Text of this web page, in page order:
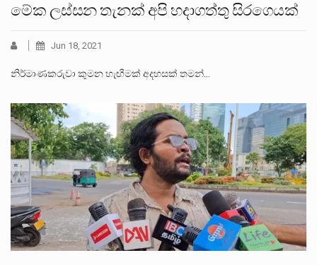
මේක ලස්සන තැනක් අපි හදාගත්තු සිරගෙයක්
Jun 18, 2021
නිර්මාණකරුවා කුමන හැඟීමක් අදහසක් තමන්…